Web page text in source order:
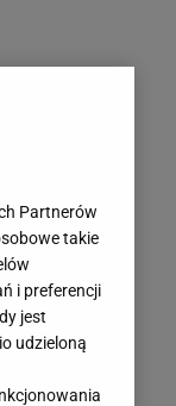
Partnerów
takie
i preferencji
jest
udzieloną